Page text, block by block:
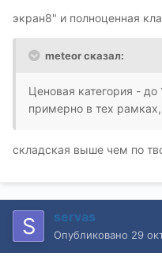
экран8" и полноценная
meteor сказал:
Ценовая категория - до
примерно в тех
складская выше чем по
servas
Опубликовано 29